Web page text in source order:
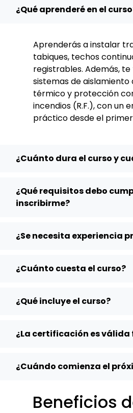
¿Qué aprenderé en el
Aprenderás a instalar
tabiques, techos
registrables. Además,
sistemas de aislamiento
térmico y protección
incendios (R.F.), con un
práctico desde el
¿Cuánto dura el curso y
¿Qué requisitos debo
inscribirme?
¿Se necesita experiencia
¿Cuánto cuesta el curso?
¿Qué incluye el curso?
¿La certificación es válida
¿Cuándo comienza el
Beneficios